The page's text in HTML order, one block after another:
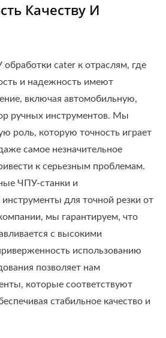
Качеству И
обработки cater к отраслям, где
и надежность имеют
включая автомобильную,
ручных инструментов. Мы
роль, которую точность играет
самое незначительное
к серьезным проблемам.
ЧПУ-станки и
для точной резки от
мы гарантируем, что
с высокими
использованию
позволяет нам
которые соответствуют
стабильное качество и